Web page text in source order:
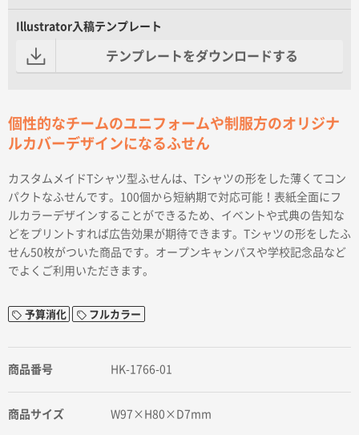
Illustrator入稿テンプレート
テンプレートをダウンロードする
個性的なチームのユニフォームや制服方のオリジナ
ルカバーデザインになるふせん
カスタムメイドTシャツ型ふせんは、Tシャツの形をした薄くてコン
パクトなふせんです。100個から短納期で対応可能！表紙全面にフ
ルカラーデザインすることができるため、イベントや式典の告知な
どをプリントすれば広告効果が期待できます。Tシャツの形をしたふ
せん50枚がついた商品です。オープンキャンパスや学校記念品など
でよくご利用いただきます。
予算消化 フルカラー
商品番号 HK-1766-01
商品サイズ W97×H80×D7mm